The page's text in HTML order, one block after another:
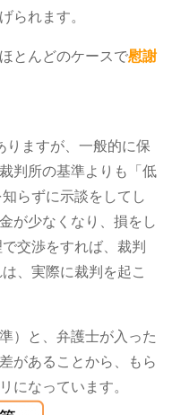
られます。
とんどのケースで慰謝
りますが、一般的に保
判所の基準よりも「低
らずに示談をしてし
が少なくなり、損をし
交渉をすれば、裁判
は、実際に裁判を起こ
）と、弁護士が入った
があることから、もら
になっています。